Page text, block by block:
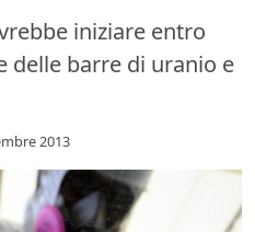
iniziare entro
delle barre di uranio e
2013